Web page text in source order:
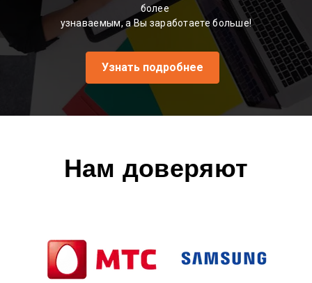
более
узнаваемым, а Вы заработаете больше!
Узнать подробнее
Нам доверяют